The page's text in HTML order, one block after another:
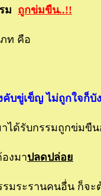
ม ถูกข่มขืน..!!
ท คือ
คับขู่เข็ญ ไม่ถูกใจก็บั
ได้รับกรรมถูกข่มขื
งมาปลดปล่อ
มระรานคนอื่น ก็จะ